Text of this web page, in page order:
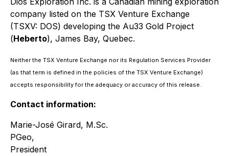
company listed on the TSX Venture Exchange
(TSXV: DOS) developing the Au33 Gold Project
(Heberto), James Bay, Quebec.
Neither the TSX Venture Exchange nor its Regulation Services Provider
(as that term is defined in the policies of the TSX Venture Exchange)
accepts responsibility for the adequacy or accuracy of this release.
Contact information:
Marie-José Girard, M.Sc.
PGeo,
President